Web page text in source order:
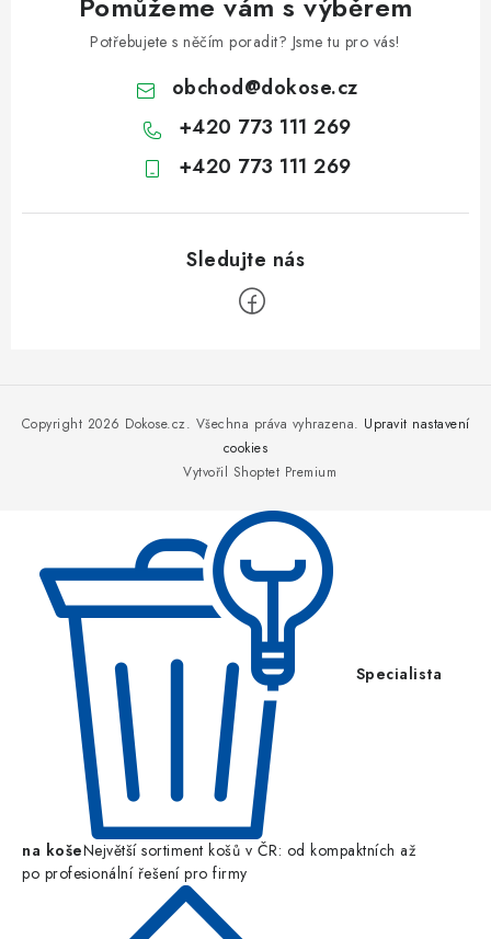
Potřebujete s něčím poradit? Jsme tu pro vás!
obchod@dokose.cz
+420 773 111 269
+420 773 111 269
Vytvořil Shoptet Premium
Copyright 2026 Dokose.cz. Všechna práva vyhrazena. Upravit nastavení
cookies
Specialista
na košeNejvětší sortiment košů v ČR: od kompaktních až
po profesionální řešení pro firmy